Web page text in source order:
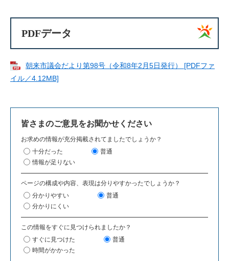
PDFデータ
朝来市議会だより第98号（令和8年2月5日発行） [PDFファ
イル／4.12MB]
皆さまのご意見をお聞かせください
お求めの情報が充分掲載されてましたでしょうか？
十分だった
普通
情報が足りない
ページの構成や内容、表現は分りやすかったでしょうか？
分かりやすい
普通
分かりにくい
この情報をすぐに見つけられましたか？
すぐに見つけた
普通
時間がかかった